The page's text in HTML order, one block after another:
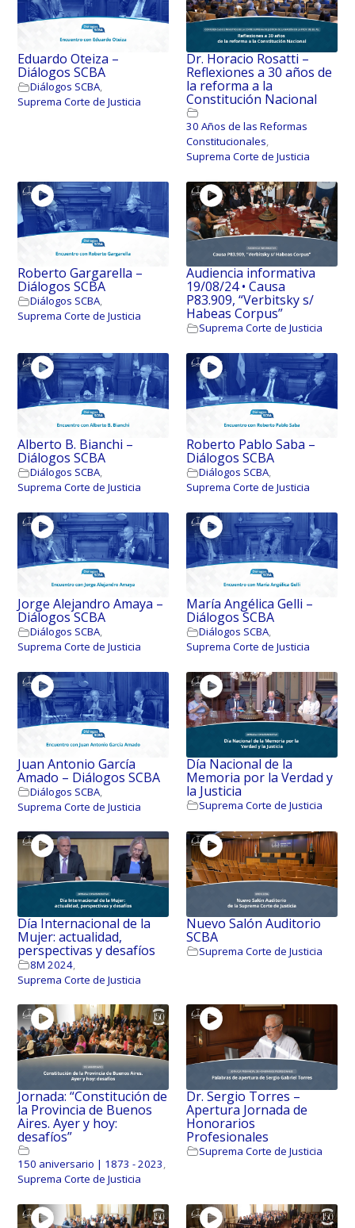
Eduardo Oteiza –
Diálogos SCBA
Diálogos SCBA,
Suprema Corte de Justicia
Dr. Horacio Rosatti –
Reflexiones a 30 años de
la reforma a la
Constitución Nacional
30 Años de las Reformas
Constitucionales,
Suprema Corte de Justicia
Roberto Gargarella –
Diálogos SCBA
Diálogos SCBA,
Suprema Corte de Justicia
Audiencia informativa
19/08/24 • Causa
P83.909, “Verbitsky s/
Habeas Corpus”
Suprema Corte de Justicia
Alberto B. Bianchi –
Diálogos SCBA
Diálogos SCBA,
Suprema Corte de Justicia
Roberto Pablo Saba –
Diálogos SCBA
Diálogos SCBA,
Suprema Corte de Justicia
Jorge Alejandro Amaya –
Diálogos SCBA
Diálogos SCBA,
Suprema Corte de Justicia
María Angélica Gelli –
Diálogos SCBA
Diálogos SCBA,
Suprema Corte de Justicia
Juan Antonio García
Amado – Diálogos SCBA
Diálogos SCBA
Suprema Corte de Justicia
Día Nacional de la
Memoria por la Verdad y
la Justicia
Suprema Corte de Justicia
Día Internacional de la
Mujer: actualidad,
perspectivas y desafíos
8M 2024,
Suprema Corte de Justicia
Nuevo Salón Auditorio
SCBA
Suprema Corte de Justicia
Jornada: “Constitución de
la Provincia de Buenos
Aires. Ayer y hoy:
desafíos”
150 aniversario | 1873 - 2023,
Suprema Corte de Justicia
Dr. Sergio Torres –
Apertura Jornada de
Honorarios
Profesionales
Suprema Corte de Justicia